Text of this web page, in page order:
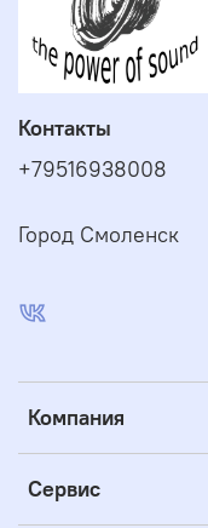
Компания
Сервис
Контакты
+79516938008
Город Смоленск